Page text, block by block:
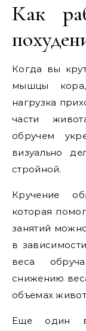
Как
Когда вы
мышцы
нагрузка
части
обручем
визуально
стройной.
Кручение
которая
занятий
в
веса
снижению
объемах
Еще один